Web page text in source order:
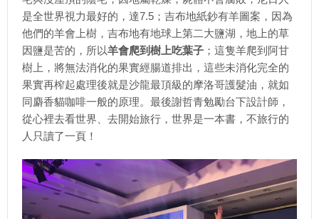
是全世界視力最好的，達7.5；吉布地紙鈔有羊圖案，因為
他們的羊會上樹，吉布地有地球上第二大鹽湖，地上的草
因鹽是苦的，所以羊會爬到樹上吃葉子 ；這隻羊爬到阿甘
樹上，將無法消化的果實經腸道排出，這些未消化完全的
果實再榨起處理後就是沙龍最頂級的摩洛哥護髮油，就如
同麝香貓咖啡一般的原理。最後謝哲青勉勵台下設計師，
從心裡去看世界、去開始旅行，世界是一本書，不旅行的
人只讀了一頁！